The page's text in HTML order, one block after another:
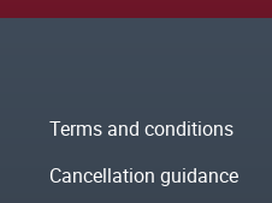
Terms and conditions
Cancellation guidance